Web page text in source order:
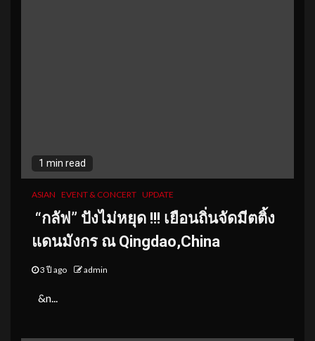
1 min read
ASIAN EVENT & CONCERT UPDATE
“กลัฟ” ปังไม่หยุด !!! เยือนถิ่นจัดมีตติ้ง
แดนมังกร ณ Qingdao,China
3 ปี ago admin
&n...